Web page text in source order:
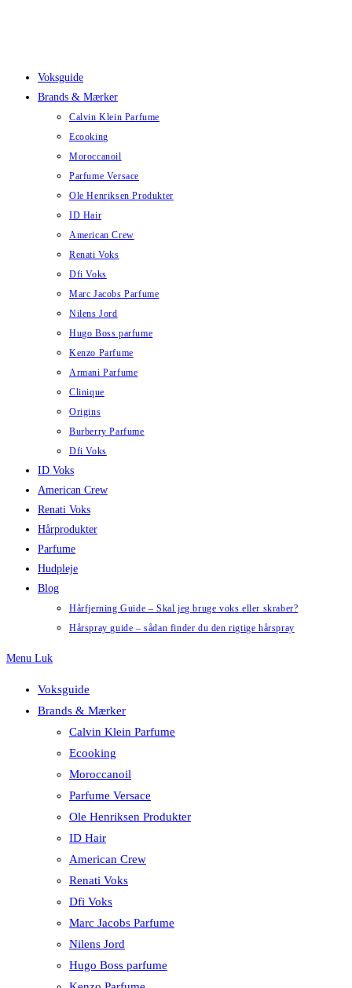
Voksguide
Brands & Mærker
Calvin Klein Parfume
Ecooking
Moroccanoil
Parfume Versace
Ole Henriksen Produkter
ID Hair
American Crew
Renati Voks
Dfi Voks
Marc Jacobs Parfume
Nilens Jord
Hugo Boss parfume
Kenzo Parfume
Armani Parfume
Clinique
Origins
Burberry Parfume
Dfi Voks
ID Voks
American Crew
Renati Voks
Hårprodukter
Parfume
Hudpleje
Blog
Hårfjerning Guide – Skal jeg bruge voks eller skraber?
Hårspray guide – sådan finder du den rigtige hårspray
Menu Luk
Voksguide
Brands & Mærker
Calvin Klein Parfume
Ecooking
Moroccanoil
Parfume Versace
Ole Henriksen Produkter
ID Hair
American Crew
Renati Voks
Dfi Voks
Marc Jacobs Parfume
Nilens Jord
Hugo Boss parfume